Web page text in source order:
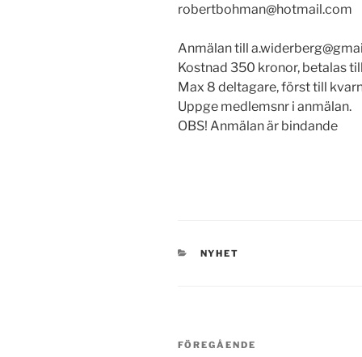
robertbohman@hotmail.com
Anmälan till
Kostnad 350 kronor, betalas
Max 8 deltagare, först till
Uppge medlemsnr i anmälan.
OBS! Anmälan är bindande
KATEGORIER
NYHET
Inläggsnavigering
Föregående
FÖREGÅENDE